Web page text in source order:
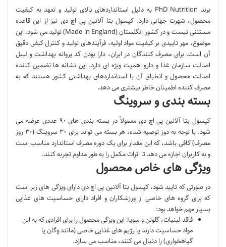
برند PhD Nutrition به دلیل استانداردهای بالای تولید و تعهد به کیفیت
محصول، شهرت جهانی دارد. کپسول بتا آلانین پی اچ دی نیز از این قاعده
مستثنی نیست و در کشور انگلستان (Made in England) تولید می شود. این
موضوع، مهر تاییدی بر کیفیت مواد اولیه، فرآیندهای تولید و کنترل کیفی دقیق
آن است. برای مصرف کنندگان در ایران، دارا بودن کد پروانه بهداشت و لیبل
اصالت سازمان غذا و دارو اهمیت ویژه ای دارد. این نشانه ها تضمین کننده
اصالت محصول و انطباق آن با استانداردهای بهداشتی کشور هستند که به
مصرف کننده اطمینان خاطر بیشتری می دهد.
بسته بندی و سروینگ
کپسول بتا آلانین پی اچ دی معمولاً در بسته بندی های ۹۰ عددی عرضه می
شود. با توجه به دوز توصیه شده، هر بسته می تواند برای ۳۰ سروینگ (۳۰ روز
مصرف) کافی باشد، که این مقدار برای یک دوره مصرف استاندارد مناسب است
و به کاربران اجازه می دهد تا اثرات مکمل را به طور مداوم تجربه کنند.
ویژگی های خاص محصول
در صورتی که تایید شود، کپسول بتا آلانین پی اچ دی دارای ویژگی های زیر است
که برای گروه های خاصی از ورزشکاران و افراد دارای حساسیت های غذایی
بسیار مهم خواهد بود:
فاقد لبنیات، گلوتن و سویا: این ویژگی محصول را برای افرادی که به این
مواد حساسیت دارند یا رژیم های غذایی خاصی (مانند وگان یا
گیاهخواری) را دنبال می کنند، مناسب می سازد.